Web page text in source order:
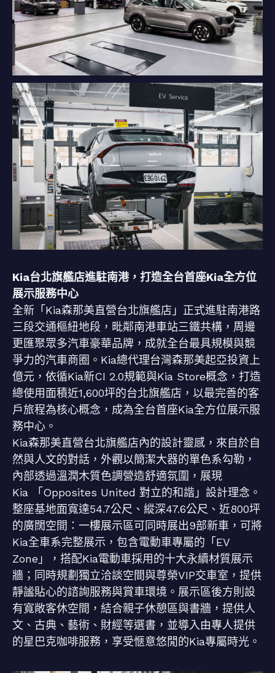
Kia台北旗艦店進駐南港，打造全台首座Kia全方位
展示服務中心
全新「Kia森那美直營台北旗艦店」正式進駐南港路
三段交通樞紐地段，毗鄰南港車站三鐵共構，周邊
更匯聚眾多汽車豪華品牌，成就全台最具規模與競
爭力的汽車商圈。Kia總代理台灣森那美起亞投資上
億元，依循Kia新CI 2.0規範與Kia Store概念，打造
總使用面積近1,600坪的台北旗艦店，以最完善的客
戶旅程為核心概念，成為全台首座Kia全方位展示服
務中心。
Kia森那美直營台北旗艦店內的設計靈感，來自於自
然與人文的對話，外觀以簡潔大器的單色系勾勒，
內部透過溫潤木質色調營造舒適氛圍，展現
Kia 「Opposites United 對立的和諧」設計理念。
整座基地面寬達54.7公尺、縱深47.6公尺、近800坪
的廣闊空間：一樓展示區可同時展出9部新車，可將
Kia全車系完整展示，包含電動車專屬的「EV
Zone」，搭配Kia電動車採用的十大永續材質展示
牆；同時規劃獨立洽談空間與尊榮VIP交車室，提供
靜謐貼心的諮詢服務與賞車環境。展示區後方則設
有寬敞客休空間，結合親子休憩區與書牆，提供人
文、古典、藝術、財經等選書，並導入由專人提供
的星巴克咖啡服務，享受愜意悠閒的Kia專屬時光。